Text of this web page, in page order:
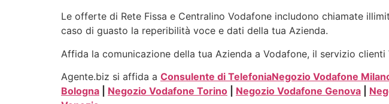
Le offerte di Rete Fissa e Centralino Vodafone includono chiamate
caso di guasto la reperibilità voce e dati della tua Azienda.
Affida la comunicazione della tua Azienda a Vodafone, il servizio
Agente.biz si affida a Consulente di TelefoniaNegozio Vodafone
Bologna
Negozio Vodafone Torino Negozio Vodafone Genova